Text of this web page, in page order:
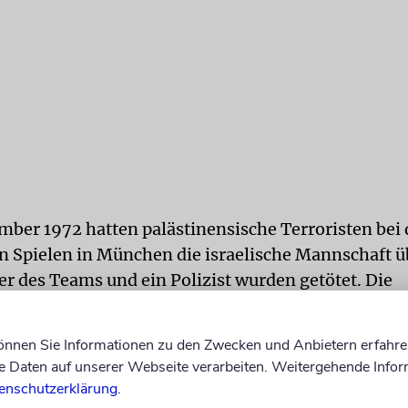
1972 hatten palästinensische Terroristen bei
Spielen in München die israelische Mannschaft
des Teams und ein Polizist wurden getötet. Die
Entschädigung für die Hinterbliebenen
50 Jahren gerungen. Sie fordern auch eine
Sie Informationen zu den Zwecken und Anbietern
Daten auf unserer Webseite verarbeiten. Weitergehende
.